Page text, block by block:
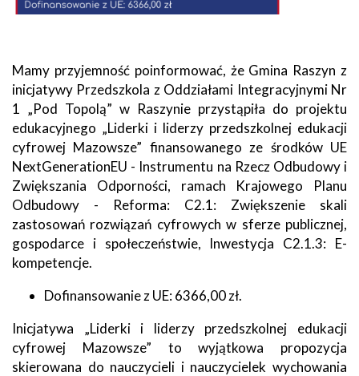
Mamy przyjemność poinformować, że Gmina Raszyn z
inicjatywy Przedszkola z Oddziałami Integracyjnymi Nr
1 „Pod Topolą” w Raszynie przystąpiła do projektu
edukacyjnego „Liderki i liderzy przedszkolnej edukacji
cyfrowej Mazowsze” finansowanego ze środków UE
NextGenerationEU - Instrumentu na Rzecz Odbudowy i
Zwiększania Odporności, ramach Krajowego Planu
Odbudowy - Reforma: C2.1: Zwiększenie skali
zastosowań rozwiązań cyfrowych w sferze publicznej,
gospodarce i społeczeństwie, Inwestycja C2.1.3: E-
kompetencje.
Dofinansowanie z UE: 6366,00 zł.
Inicjatywa „Liderki i liderzy przedszkolnej edukacji
cyfrowej Mazowsze” to wyjątkowa propozycja
skierowana do nauczycieli i nauczycielek wychowania